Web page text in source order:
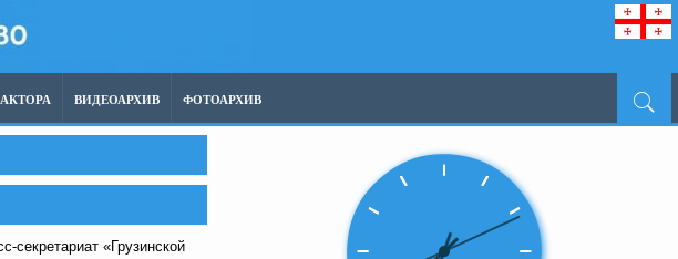
ВИДЕОАРХИВ ФОТОАРХИВ
«Грузинской